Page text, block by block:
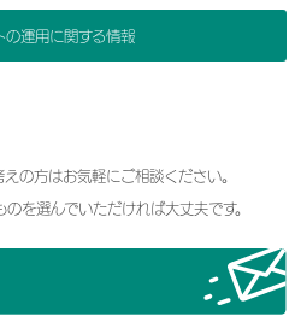
運用に関する情報
の方はお気軽にご相談ください。
を選んでいただければ大丈夫です。